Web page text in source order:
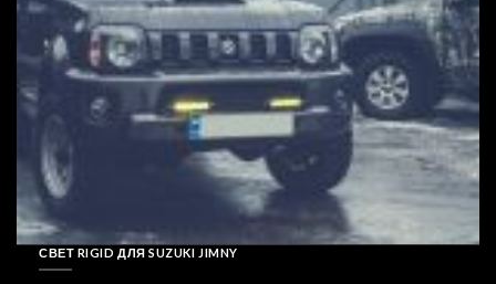
СВЕТ RIGID ДЛЯ SUZUKI JIMNY